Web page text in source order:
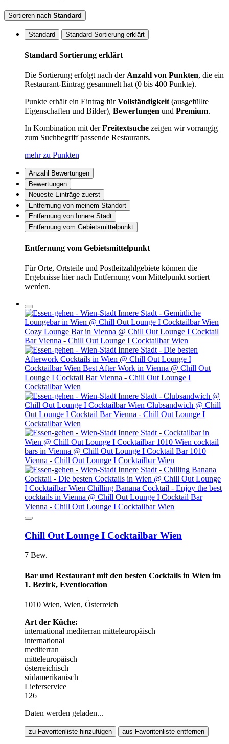
Sortieren nach Standard
Standard Standard Sortierung erklärt
Standard Sortierung erklärt
Die Sortierung erfolgt nach derAnzahl von Punkten, die ein
Restaurant-Eintrag gesammelt hat (0 bis 400 Punkte).
Punkte erhält ein Eintrag fürVollständigkeit(ausgefüllte
Eigenschaften und Bilder), Bewertungen und Premium.
In Kombination mit derFreitextsuche zeigen wir vorrangig
zum Suchbegriff passende Restaurants.
mehr zu Punkten
Anzahl Bewertungen
Bewertungen
Neueste Einträge zuerst
Entfernung von meinem Standort
Entfernung von Innere Stadt
Entfernung vom Gebietsmittelpunkt
Entfernung vom Gebietsmittelpunkt
Für Orte, Ortsteile und Postleitzahlgebiete können die
Ergebnisse hier nach Entfernung vom Mittelpunkt sortiert
werden.
Chill Out Lounge I Cocktailbar Wien
7 Bew.
Bar und Restaurant mit den besten Cocktails in Wien im
1. Bezirk, Eventlocation
1010 Wien, Wien, Österreich
Art der Küche:
international mediterran mitteleuropäisch
international
mediterran
mitteleuropäisch
österreichisch
südamerikanisch
Lieferservice
126
Daten werden geladen...
zu Favoritenliste hinzufügen aus Favoritenliste entfernen